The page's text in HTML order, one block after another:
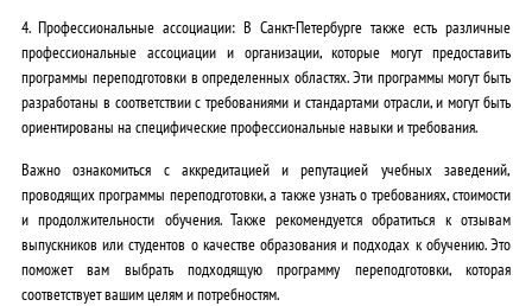
4. Профессиональные ассоциации: В Санкт-Петербурге также есть различные
профессиональные ассоциации и организации, которые могут предоставить
программы переподготовки в определенных областях. Эти программы могут быть
разработаны в соответствии с требованиями и стандартами отрасли, и могут быть
ориентированы на специфические профессиональные навыки и требования.
Важно ознакомиться с аккредитацией и репутацией учебных заведений,
проводящих программы переподготовки, а также узнать о требованиях, стоимости
и продолжительности обучения. Также рекомендуется обратиться к отзывам
выпускников или студентов о качестве образования и подходах к обучению. Это
поможет вам выбрать подходящую программу переподготовки, которая
соответствует вашим целям и потребностям.